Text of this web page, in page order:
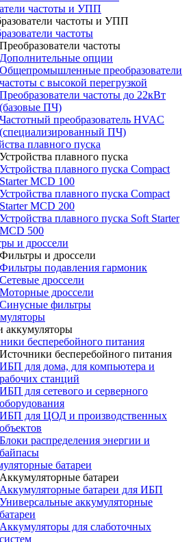
частоты и УПП
частоты и УПП
частоты
Преобразователи частоты
Дополнительные опции
Общепромышленные преобразователи
частоты с высокой перегрузкой
Преобразователи частоты до 22кВт
(базовые ПЧ)
Частотный преобразователь HVAC
(специализированный ПЧ)
плавного пуска
Устройства плавного пуска
Устройства плавного пуска Compact
Starter MCD 100
Устройства плавного пуска Compact
Starter MCD 200
Устройства плавного пуска Soft Starter
MCD 500
и дроссели
Фильтры и дроссели
Фильтры подавления гармоник
Сетевые дроссели
Моторные дроссели
Синусные фильтры
бесперебойного питания
Источники бесперебойного питания
ИБП для дома, для компьютера и
рабочих станций
ИБП для сетевого и серверного
оборудования
ИБП для ЦОД и производственных
объектов
Блоки распределения энергии и
байпасы
батареи
Аккумуляторные батареи
Аккумуляторные батареи для ИБП
Универсальные аккумуляторные
батареи
Аккумуляторы для слаботочных
систем